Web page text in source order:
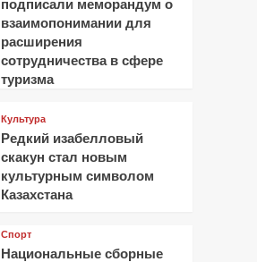
подписали меморандум о
взаимопонимании для
расширения
сотрудничества в сфере
туризма
Культура
Редкий изабелловый
скакун стал новым
культурным символом
Казахстана
Спорт
Национальные сборные